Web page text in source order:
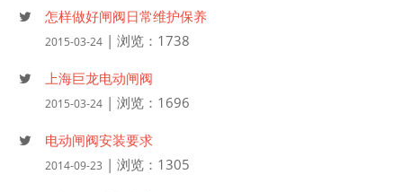
怎样做好闸阀日常维护保养
2015-03-24 | 浏览：1738
上海巨龙电动闸阀
2015-03-24 | 浏览：1696
电动闸阀安装要求
2014-09-23 | 浏览：1305